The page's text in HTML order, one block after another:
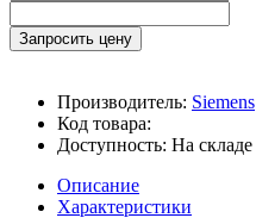
Запросить цену
Производитель: Siemens
Код товара:
Доступность: На складе
Описание
Характеристики